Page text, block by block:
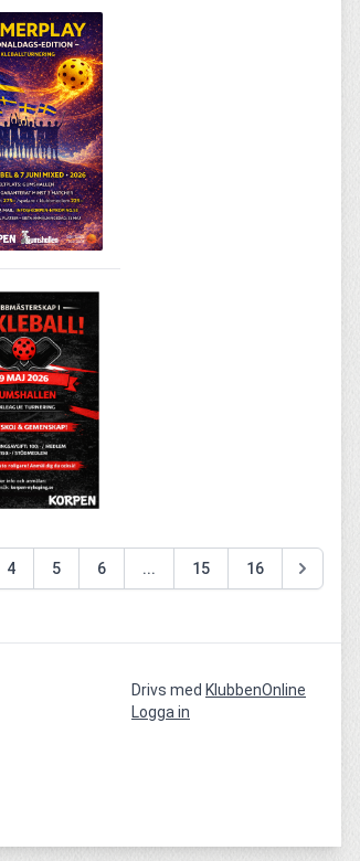
4 5 6 ... 15 16
Drivs med KlubbenOnline
Logga in